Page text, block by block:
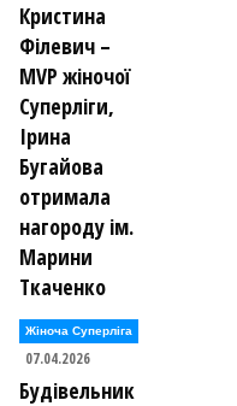
Кристина
Філевич –
MVP жіночої
Суперліги,
Ірина
Бугайова
отримала
нагороду ім.
Марини
Ткаченко
Жіноча Суперліга
07.04.2026
Будівельник